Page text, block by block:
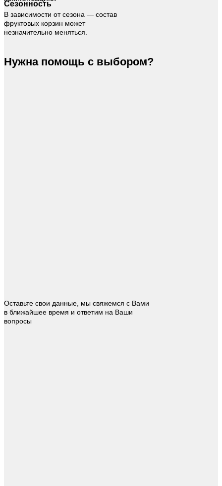
Сезонность
В зависимости от сезона — состав
фруктовых корзин может
незначительно меняться.
Нужна помощь с выбором?
Оставьте свои данные, мы свяжемся с Вами
в ближайшее время и ответим на Ваши
вопросы